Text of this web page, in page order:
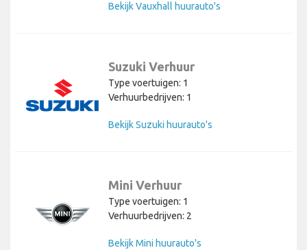
Bekijk Vauxhall huurauto's
Suzuki Verhuur
Type voertuigen: 1
Verhuurbedrijven: 1
Bekijk Suzuki huurauto's
Mini Verhuur
Type voertuigen: 1
Verhuurbedrijven: 2
Bekijk Mini huurauto's